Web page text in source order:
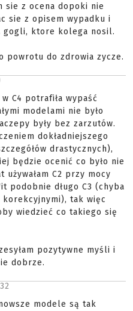
sie z ocena dopoki nie
sie z opisem wypadku i
gogli, ktore kolega nosil.
powrotu do zdrowia zycze.
C4 potrafiła wypaść
modelami nie było
były bez zarzutów.
dokładniejszego
drastycznych),
będzie ocenić co było nie
używałam C2 przy mocy
podobnie długo C3 (chyba
korekcyjnymi), tak więc
wiedzieć co takiego się
pozytywne myśli i
dobrze.
modele są tak